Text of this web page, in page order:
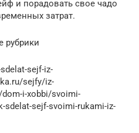
и порадовать свое чадо
затрат.
рубрики
sejf-iz-
sejfy/iz-
i-xobbi/svoimi-
sejf-svoimi-rukami-iz-